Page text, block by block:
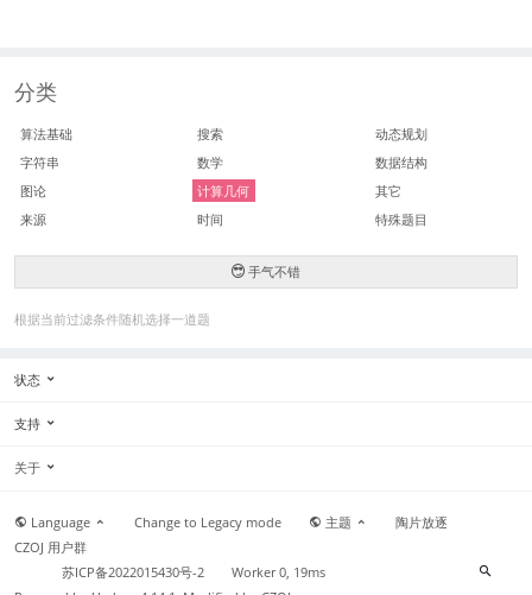
分类
算法基础 搜索
动态规划
字符串
数学
数据结构
图论
计算几何
其它
来源
时间 特殊题目
手气不错
根据当前过滤条件随机选择一道题
状态
支持
关于
Language Change to Legacy mode 主题
陶片放逐
CZOJ 用户群
苏ICP备2022015430号-2
Worker 0, 19ms